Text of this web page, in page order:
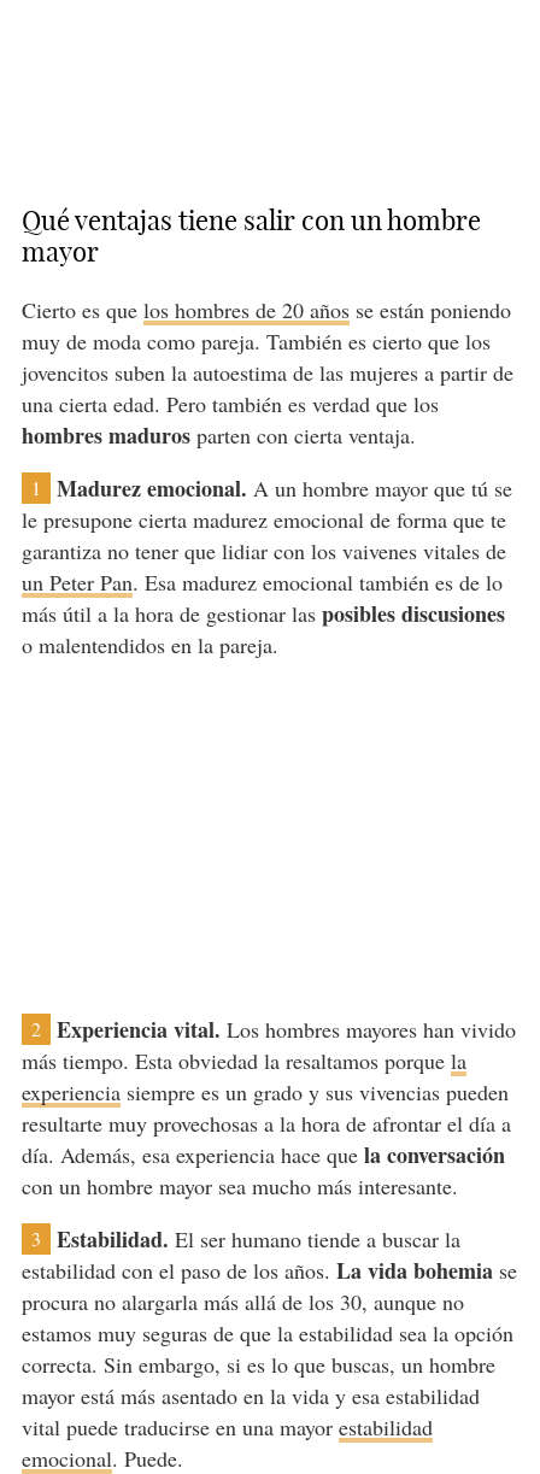
Qué ventajas tiene salir con un hombre
mayor
Cierto es que los hombres de 20 añosse están poniendo
muy de moda como pareja. También es cierto que los
jovencitos suben la autoestima de las mujeres a partir de
una cierta edad. Pero también es verdad que los
hombres madurosparten con cierta ventaja.
1 Madurez emocional. A un hombre mayor que tú se
le presupone cierta madurez emocional de forma que te
garantiza no tener que lidiar con los vaivenes vitales de
un Peter Pan. Esa madurez emocional también es de lo
más útil a la hora de gestionar lasposibles discusiones
o malentendidos en la pareja.
2 Experiencia vital. Los hombres mayores han vivido
más tiempo. Esta obviedad la resaltamos porque la
experienciasiempre es un grado y sus vivencias pueden
resultarte muy provechosas a la hora de afrontar el día a
día. Además, esa experiencia hace que la conversación
con un hombre mayor sea mucho más interesante.
3 Estabilidad. El ser humano tiende a buscar la
estabilidad con el paso de los años. La vida bohemiase
procura no alargarla más allá de los 30, aunque no
estamos muy seguras de que la estabilidad sea la opción
correcta. Sin embargo, si es lo que buscas, un hombre
mayor está más asentado en la vida y esa estabilidad
vital puede traducirse en una mayor estabilidad
emocional. Puede.